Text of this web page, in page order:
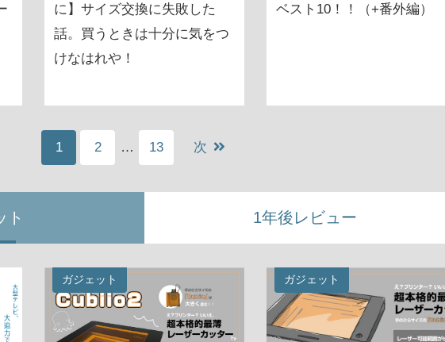
に】サイズ交換に失敗した
話。買うときは十分に気をつ
けなはれや！
ベスト10！！（+番外編）
1 2 … 13 次
ト 1年後レビュー
ガジェット ガジェット